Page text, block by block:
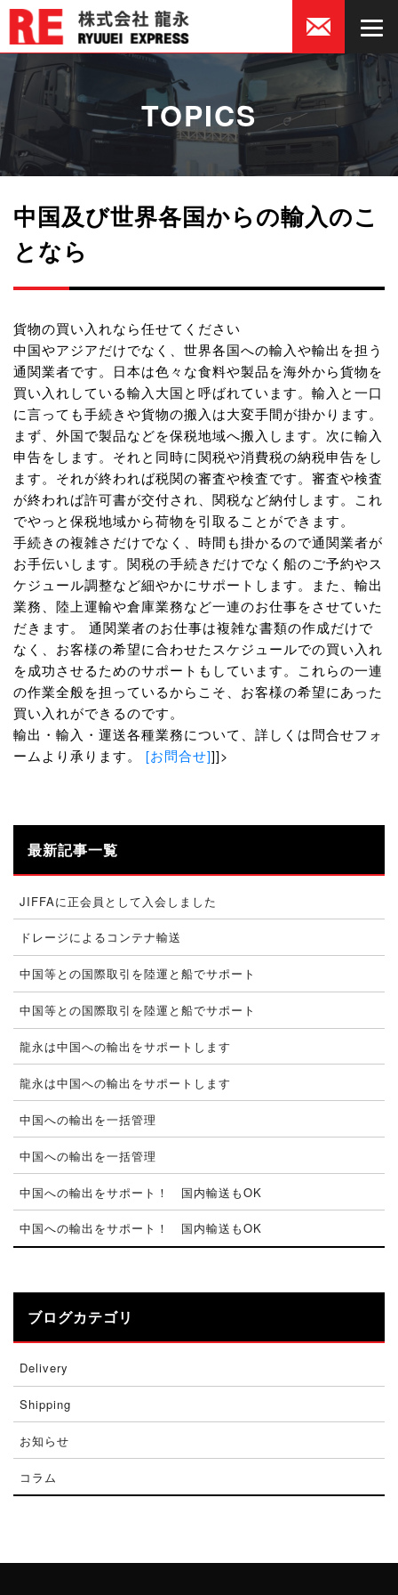
TOPICS
中国及び世界各国からの輸入のこ
となら
貨物の買い入れなら任せてください
中国やアジアだけでなく、世界各国への輸入や輸出を担う
通関業者です。日本は色々な食料や製品を海外から貨物を
買い入れしている輸入大国と呼ばれています。輸入と一口
に言っても手続きや貨物の搬入は大変手間が掛かります。
まず、外国で製品などを保税地域へ搬入します。次に輸入
申告をします。それと同時に関税や消費税の納税申告をし
ます。それが終われば税関の審査や検査です。審査や検査
が終われば許可書が交付され、関税など納付します。これ
でやっと保税地域から荷物を引取ることができます。
手続きの複雑さだけでなく、時間も掛かるので通関業者が
お手伝いします。関税の手続きだけでなく船のご予約やス
ケジュール調整など細やかにサポートします。また、輸出
業務、陸上運輸や倉庫業務など一連のお仕事をさせていた
だきます。 通関業者のお仕事は複雑な書類の作成だけで
なく、お客様の希望に合わせたスケジュールでの買い入れ
を成功させるためのサポートもしています。これらの一連
の作業全般を担っているからこそ、お客様の希望にあった
買い入れができるのです。
輸出・輸入・運送各種業務について、詳しくは問合せフォ
ームより承ります。 [お問合せ]]]>
最新記事一覧
JIFFAに正会員として入会しました
ドレージによるコンテナ輸送
中国等との国際取引を陸運と船でサポート
中国等との国際取引を陸運と船でサポート
龍永は中国への輸出をサポートします
龍永は中国への輸出をサポートします
中国への輸出を一括管理
中国への輸出を一括管理
中国への輸出をサポート！ 国内輸送もOK
中国への輸出をサポート！ 国内輸送もOK
ブログカテゴリ
Delivery
Shipping
お知らせ
コラム